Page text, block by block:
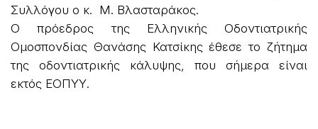
Συλλόγου ο κ. Μ. Βλασταράκος.
Ο πρόεδρος της Ελληνικής Οδοντιατρικής
Ομοσπονδίας Θανάσης Κατσίκης έθεσε το ζήτημα
της οδοντιατρικής κάλυψης, που σήμερα είναι
εκτός ΕΟΠΥΥ.